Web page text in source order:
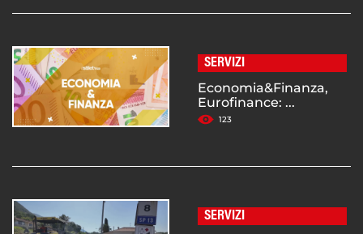
SERVIZI
Economia&Finanza,
Eurofinance: ...
123
SERVIZI